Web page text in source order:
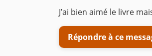
J’ai bien aimé le livre
Répondre à ce